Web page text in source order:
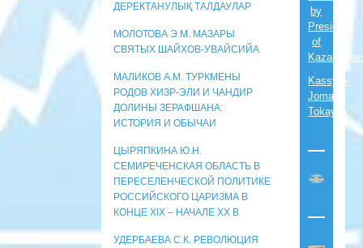
ДЕРЕКТАНУЛЫҚ ТАЛДАУЛАР
МОЛОТОВА Э.М. МАЗАРЫ
СВЯТЫХ ШАЙХОВ-УВАЙСИЙА
МАЛИКОВ А.М. ТУРКМЕНЫ
РОДОВ ХИЗР-ЭЛИ И ЧАНДИР
ДОЛИНЫ ЗЕРАФШАНА:
ИСТОРИЯ И ОБЫЧАИ
ЦЫРЯПКИНА Ю.Н.
СЕМИРЕЧЕНСКАЯ ОБЛАСТЬ В
ПЕРЕСЕЛЕНЧЕСКОЙ ПОЛИТИКЕ
РОССИЙСКОГО ЦАРИЗМА В
КОНЦЕ XIX – НАЧАЛЕ XX В
УДЕРБАЕВА С.К. РЕВОЛЮЦИЯ
by
President
of
Kassym-
Jomart
Tokayev